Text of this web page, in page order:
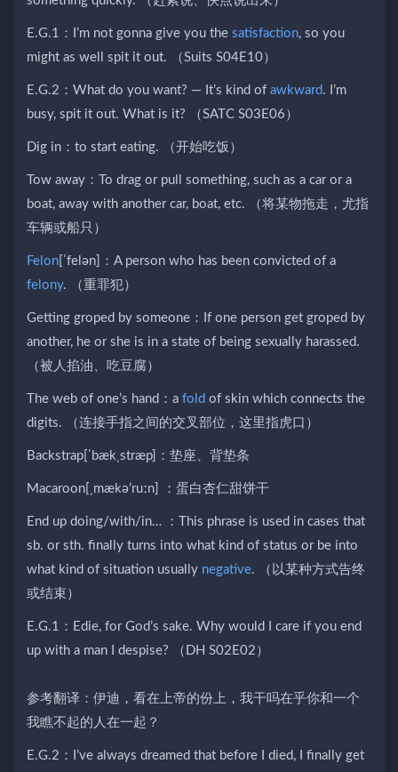
E.G.1：I’m not gonna give you the satisfaction, so you
might as well spit it out. （Suits S04E10）
E.G.2：What do you want? — It’s kind of awkward. I’m
busy, spit it out. What is it? （SATC S03E06）
Dig in：to start eating. （开始吃饭）
Tow away：To drag or pull something, such as a car or a
boat, away with another car, boat, etc. （将某物拖走，尤指
车辆或船只）
Felon [ˈfelən]：A person who has been convicted of a
felony. （重罪犯）
Getting groped by someone：If one person get groped by
another, he or she is in a state of being sexually harassed.
（被人掐油、吃豆腐）
The web of one’s hand：a fold of skin which connects the
digits. （连接手指之间的交叉部位，这里指虎口）
Backstrap[ˈbækˌstræp]：垫座、背垫条
Macaroon[ˌmækə’ruːn] ：蛋白杏仁甜饼干
End up doing/with/in… ：This phrase is used in cases that
sb. or sth. finally turns into what kind of status or be into
what kind of situation usually negative. （以某种方式告终
或结束）
E.G.1：Edie, for God’s sake. Why would I care if you end
up with a man I despise? （DH S02E02）
参考翻译：伊迪，看在上帝的份上，我干吗在乎你和一个
我瞧不起的人在一起？
E.G.2：I’ve always dreamed that before I died, I finally get